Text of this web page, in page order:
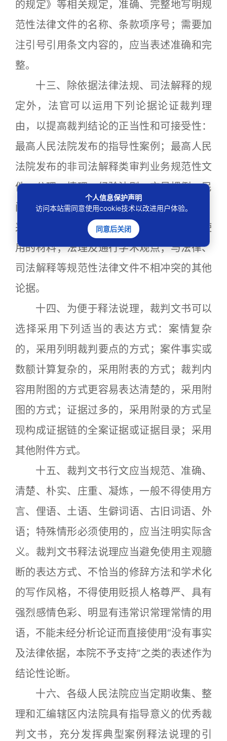
的规定》等相关规定，准确、完整地写明规
范性法律文件的名称、条款项序号；需要加
注引号引用条文内容的，应当表述准确和完
整。
十三、除依据法律法规、司法解释的规
定外，法官可以运用下列论据论证裁判理
由，以提高裁判结论的正当性和可接受性：
最高人民法院发布的指导性案例；最高人民
法院发布的非司法解释类审判业务规范性文
件；公理、情理、经验法则、交易惯例、民
间规约、职业伦理；立法说明等立法材料；
采取历史、体系、比较等法律解释方法时使
用的材料；法理及通行学术观点；与法律、
司法解释等规范性法律文件不相冲突的其他
论据。
十四、为便于释法说理，裁判文书可以
选择采用下列适当的表达方式：案情复杂
的，采用列明裁判要点的方式；案件事实或
数额计算复杂的，采用附表的方式；裁判内
容用附图的方式更容易表达清楚的，采用附
图的方式；证据过多的，采用附录的方式呈
现构成证据链的全案证据或证据目录；采用
其他附件方式。
十五、裁判文书行文应当规范、准确、
清楚、朴实、庄重、凝炼，一般不得使用方
言、俚语、土语、生僻词语、古旧词语、外
语；特殊情形必须使用的，应当注明实际含
义。裁判文书释法说理应当避免使用主观臆
断的表达方式、不恰当的修辞方法和学术化
的写作风格，不得使用贬损人格尊严、具有
强烈感情色彩、明显有违常识常理常情的用
语，不能未经分析论证而直接使用“没有事实
及法律依据，本院不予支持”之类的表述作为
结论性论断。
十六、各级人民法院应当定期收集、整
理和汇编辖区内法院具有指导意义的优秀裁
判文书，充分发挥典型案例释法说理的引
个人信息保护声明
访问本站需同意使用cookie技术以改进用户体验。
同意后关闭